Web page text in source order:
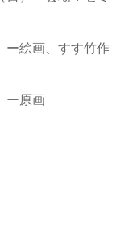
画、すす竹作
画